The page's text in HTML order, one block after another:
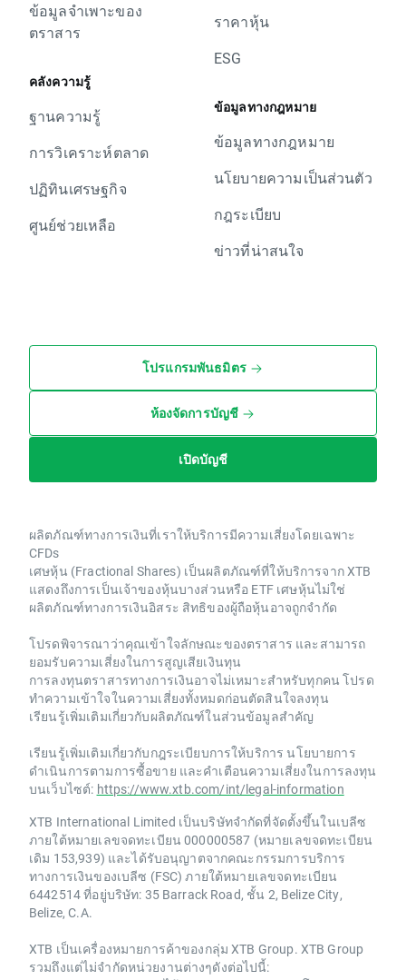
ข้อมูลจำเพาะของ
ตราสาร
คลังความรู้
ฐานความรู้
การวิเคราะห์ตลาด
ปฏิทินเศรษฐกิจ
ศูนย์ช่วยเหลือ
ราคาหุ้น
ESG
ข้อมูลทางกฎหมาย
ข้อมูลทางกฎหมาย
นโยบายความเป็นส่วนตัว
กฎระเบียบ
ข่าวที่น่าสนใจ
โปรแกรมพันธมิตร
ห้องจัดการบัญชี
เปิดบัญชี
ผลิตภัณฑ์ทางการเงินที่เราให้บริการมีความเสี่ยงโดยเฉพาะ
CFDs
เศษหุ้น (Fractional Shares) เป็นผลิตภัณฑ์ที่ให้บริการจาก XTB
แสดงถึงการเป็นเจ้าของหุ้นบางส่วนหรือ ETF เศษหุ้นไม่ใช่
ผลิตภัณฑ์ทางการเงินอิสระ สิทธิของผู้ถือหุ้นอาจถูกจำกัด
โปรดพิจารณาว่าคุณเข้าใจลักษณะของตราสาร และสามารถ
ยอมรับความเสี่ยงในการสูญเสียเงินทุน
การลงทุนตราสารทางการเงินอาจไม่เหมาะสำหรับทุกคน โปรด
ทำความเข้าใจในความเสี่ยงทั้งหมดก่อนตัดสินใจลงทุน
เรียนรู้เพิ่มเติมเกี่ยวกับผลิตภัณฑ์ในส่วนข้อมูลสำคัญ
เรียนรู้เพิ่มเติมเกี่ยวกับกฎระเบียบการให้บริการ นโยบายการ
ดำเนินการตามการซื้อขาย และคำเตือนความเสี่ยงในการลงทุน
บนเว็บไซต์: https://www.xtb.com/int/legal-information
XTB International Limited เป็นบริษัทจำกัดที่จัดตั้งขึ้นในเบลีซ
ภายใต้หมายเลขจดทะเบียน 000000587 (หมายเลขจดทะเบียน
เดิม 153,939) และได้รับอนุญาตจากคณะกรรมการบริการ
ทางการเงินของเบลีซ (FSC) ภายใต้หมายเลขจดทะเบียน
6442514 ที่อยู่บริษัท: 35 Barrack Road, ชั้น 2, Belize City,
Belize, C.A.
XTB เป็นเครื่องหมายการค้าของกลุ่ม XTB Group. XTB Group
รวมถึงแต่ไม่จำกัดหน่วยงานต่างๆดังต่อไปนี้: